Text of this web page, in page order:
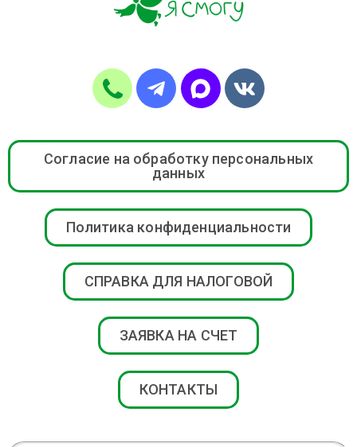
Согласие на обработку персональных
данных
Политика конфиденциальности
СПРАВКА ДЛЯ НАЛОГОВОЙ
ЗАЯВКА НА СЧЕТ
КОНТАКТЫ